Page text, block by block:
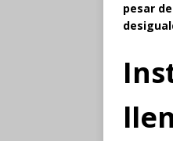
pesar